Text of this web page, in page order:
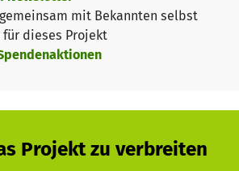
mit Bekannten selbst
für dieses Projekt
Projekt zu verbreiten